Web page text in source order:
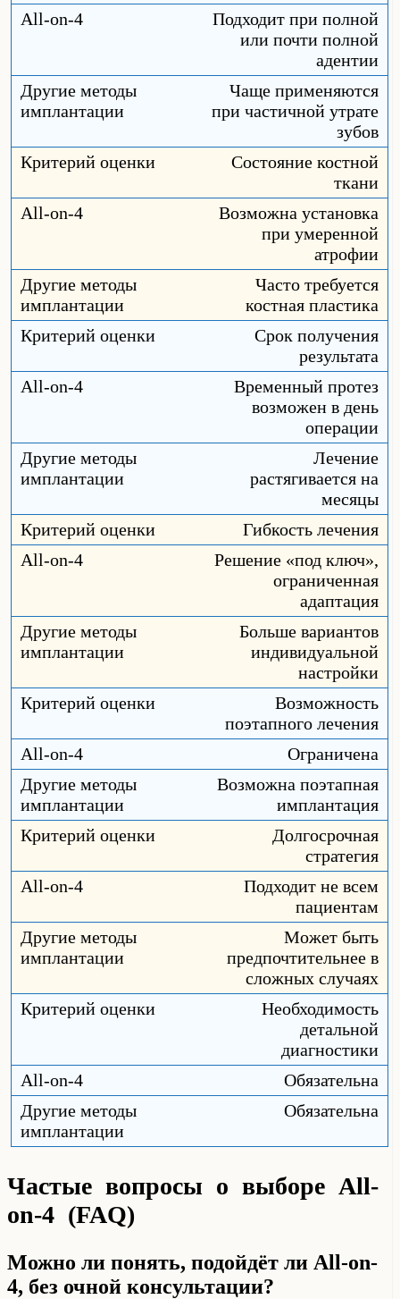
Подходит при полной
или почти полной
адентии
Чаще применяются
при частичной утрате
зубов
Состояние костной
ткани
Возможна установка
при умеренной
атрофии
Часто требуется
костная пластика
Срок получения
результата
Временный протез
возможен в день
операции
Лечение
растягивается на
месяцы
Гибкость лечения
Решение «под ключ»,
ограниченная
адаптация
Больше вариантов
индивидуальной
настройки
Возможность
поэтапного лечения
Ограничена
Возможна поэтапная
имплантация
Долгосрочная
стратегия
Подходит не всем
пациентам
Может быть
предпочтительнее в
сложных случаях
Необходимость
детальной
диагностики
Обязательна
Обязательна
Частые вопросы о выборе All-
on-4 (FAQ)
Можно ли понять, подойдёт ли All-on-
4, без очной консультации?